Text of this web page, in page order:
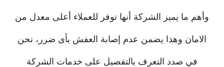
وأهم ما يميز الشركة أنها توفر للعملاء أعلى معدل من
الامان وهذا يضمن عدم إصابة العفش بأى ضرر، نحن
في صدد التعرف بالتفصيل على خدمات الشركة